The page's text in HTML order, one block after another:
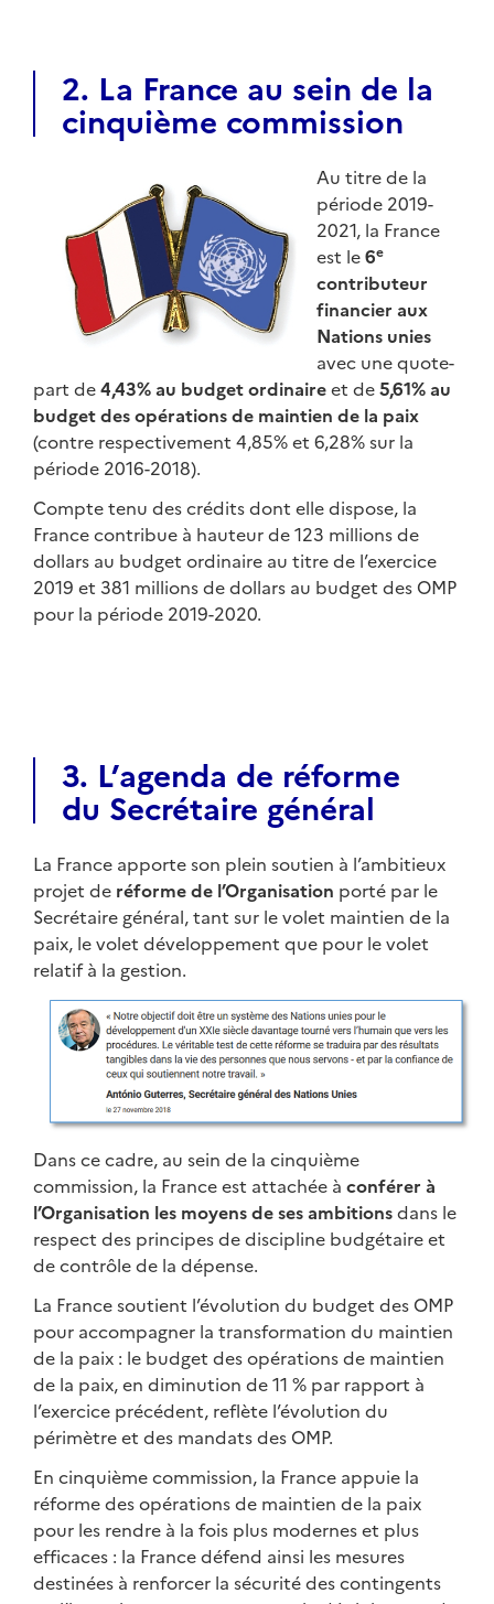
2. La France au sein de la
cinquième commission
Au titre de la
période 2019-
2021, la France
est le6e
contributeur
financier aux
Nations unies
avec une quote-
part de4,43% au budget ordinaireet de5,61% au
budget des opérations de maintien de la paix
(contre respectivement 4,85% et 6,28% sur la
période 2016-2018).
Compte tenu des crédits dont elle dispose, la
France contribue à hauteur de 123 millions de
dollars au budget ordinaire au titre de l’exercice
2019 et 381 millions de dollars au budget des OMP
pour la période 2019-2020.
3. L’agenda de réforme
du Secrétaire général
La France apporte son plein soutien à l’ambitieux
projet de réforme de l’Organisation porté par le
Secrétaire général, tant sur le volet maintien de la
paix, le volet développement que pour le volet
relatif à la gestion.
Dans ce cadre, au sein de la cinquième
commission, la France est attachée à conférer à
l’Organisation les moyens de ses ambitionsdans le
respect des principes de discipline budgétaire et
de contrôle de la dépense.
La France soutient l’évolution du budget des OMP
pour accompagner la transformation du maintien
de la paix : le budget des opérations de maintien
de la paix, en diminution de 11 % par rapport à
l’exercice précédent, reflète l’évolution du
périmètre et des mandats des OMP.
En cinquième commission, la France appuie la
réforme des opérations de maintien de la paix
pour les rendre à la fois plus modernes et plus
efficaces : la France défend ainsi les mesures
destinées à renforcer la sécurité des contingents